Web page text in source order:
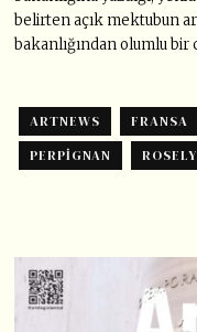
belirten açık mektubun
bakanlığından olumlu bir
ARTNEWS FRANSA
PERPIGNAN